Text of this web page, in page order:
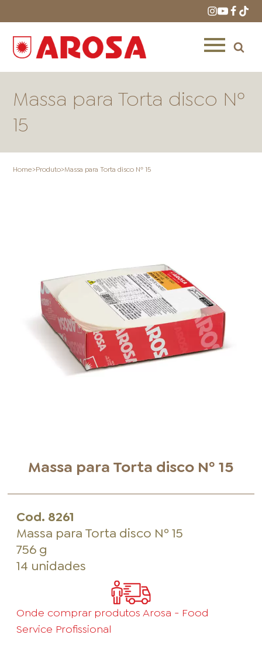
FOOD SERVICE EMPRESA AGENDA DE CURSOS
Massa para Torta disco Nº
15
Home>Produto>Massa para Torta disco Nº 15
Massa para Torta disco Nº 15
Cod. 8261
Massa para Torta disco Nº 15
756 g
14 unidades
Onde comprar produtos Arosa - Food
Service Profissional